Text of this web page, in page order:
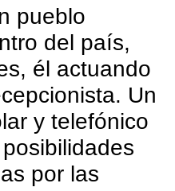
pueblo
del país,
él actuando
Un
y telefónico
por las